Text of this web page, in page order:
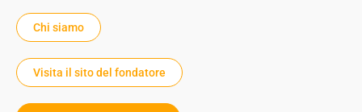
Chi siamo
Visita il sito del fondatore